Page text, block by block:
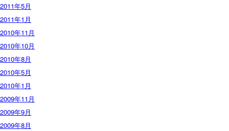
2011年5月
2011年1月
2010年11月
2010年10月
2010年8月
2010年5月
2010年1月
2009年11月
2009年9月
2009年8月